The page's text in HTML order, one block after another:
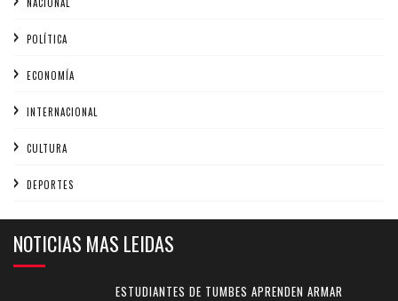
POLÍTICA
ECONOMÍA
INTERNACIONAL
CULTURA
DEPORTES
NOTICIAS MAS LEIDAS
ESTUDIANTES DE TUMBES APRENDEN ARMAR